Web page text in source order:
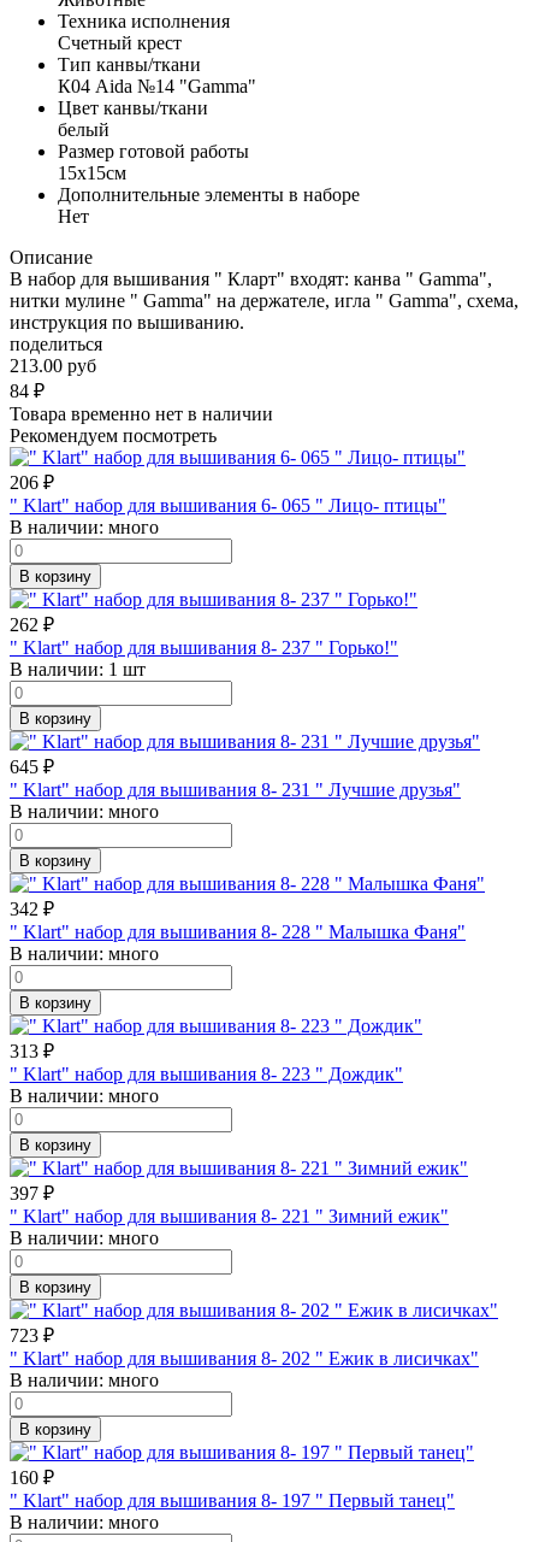
Техника исполнения
Счетный крест
Тип канвы/ткани
К04 Aida №14 "Gamma"
Цвет канвы/ткани
белый
Размер готовой работы
15x15см
Дополнительные элементы в наборе
Нет
Описание
В набор для вышивания " Кларт" входят: канва " Gamma",
нитки мулине " Gamma" на держателе, игла " Gamma", схема,
инструкция по вышиванию.
поделиться
213.00 руб
84 ₽
Товара временно нет в наличии
Рекомендуем посмотреть
206 ₽
" Klart" набор для вышивания 6- 065 " Лицо- птицы"
В наличии: много
В корзину
262 ₽
" Klart" набор для вышивания 8- 237 " Горько!"
В наличии: 1 шт
В корзину
645 ₽
" Klart" набор для вышивания 8- 231 " Лучшие друзья"
В наличии: много
В корзину
342 ₽
" Klart" набор для вышивания 8- 228 " Малышка Фаня"
В наличии: много
В корзину
313 ₽
" Klart" набор для вышивания 8- 223 " Дождик"
В наличии: много
В корзину
397 ₽
" Klart" набор для вышивания 8- 221 " Зимний ежик"
В наличии: много
В корзину
723 ₽
" Klart" набор для вышивания 8- 202 " Ежик в лисичках"
В наличии: много
В корзину
160 ₽
" Klart" набор для вышивания 8- 197 " Первый танец"
В наличии: много